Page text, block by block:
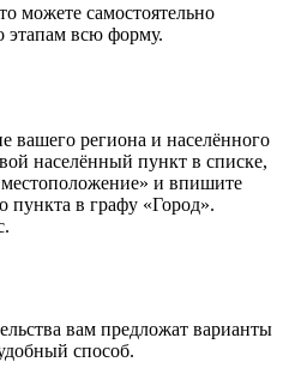
можете самостоятельно
этапам всю форму.
вашего региона и населённого
населённый пункт в списке,
и впишите
пункта в графу «Город».
вам предложат варианты
способ.